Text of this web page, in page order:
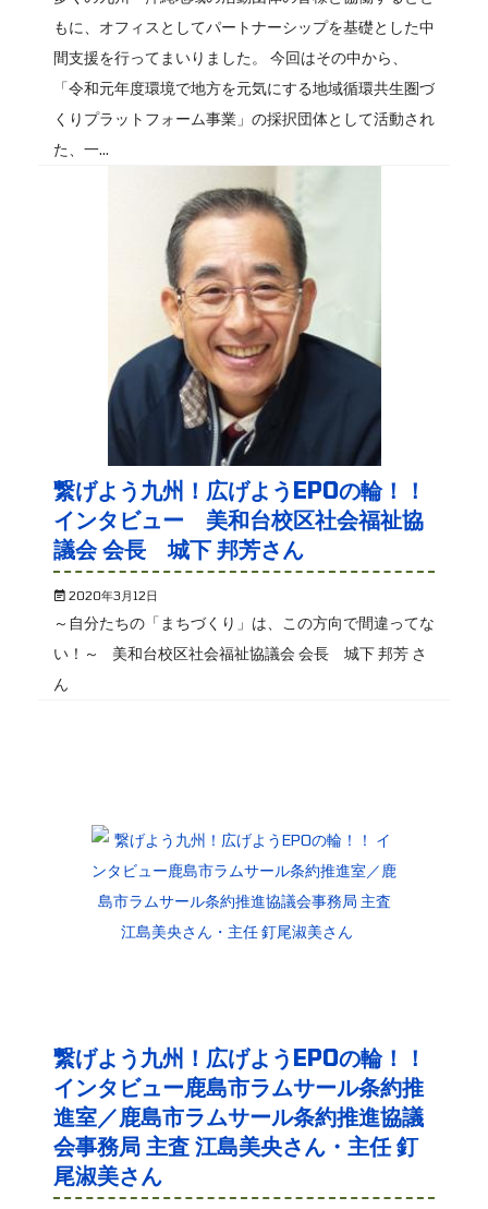
もに、オフィスとしてパートナーシップを基礎とした中
間支援を行ってまいりました。 今回はその中から、
「令和元年度環境で地方を元気にする地域循環共生圏づ
くりプラットフォーム事業」の採択団体として活動され
た、一...
繋げよう九州！広げようEPOの輪！！
インタビュー 美和台校区社会福祉協
議会 会長 城下 邦芳さん
2020年3月12日
～自分たちの「まちづくり」は、この方向で間違ってな
い！～ 美和台校区社会福祉協議会 会長 城下 邦芳 さ
ん
繋げよう九州！広げようEPOの輪！！
インタビュー鹿島市ラムサール条約推
進室／鹿島市ラムサール条約推進協議
会事務局 主査 江島美央さん・主任 釘
尾淑美さん